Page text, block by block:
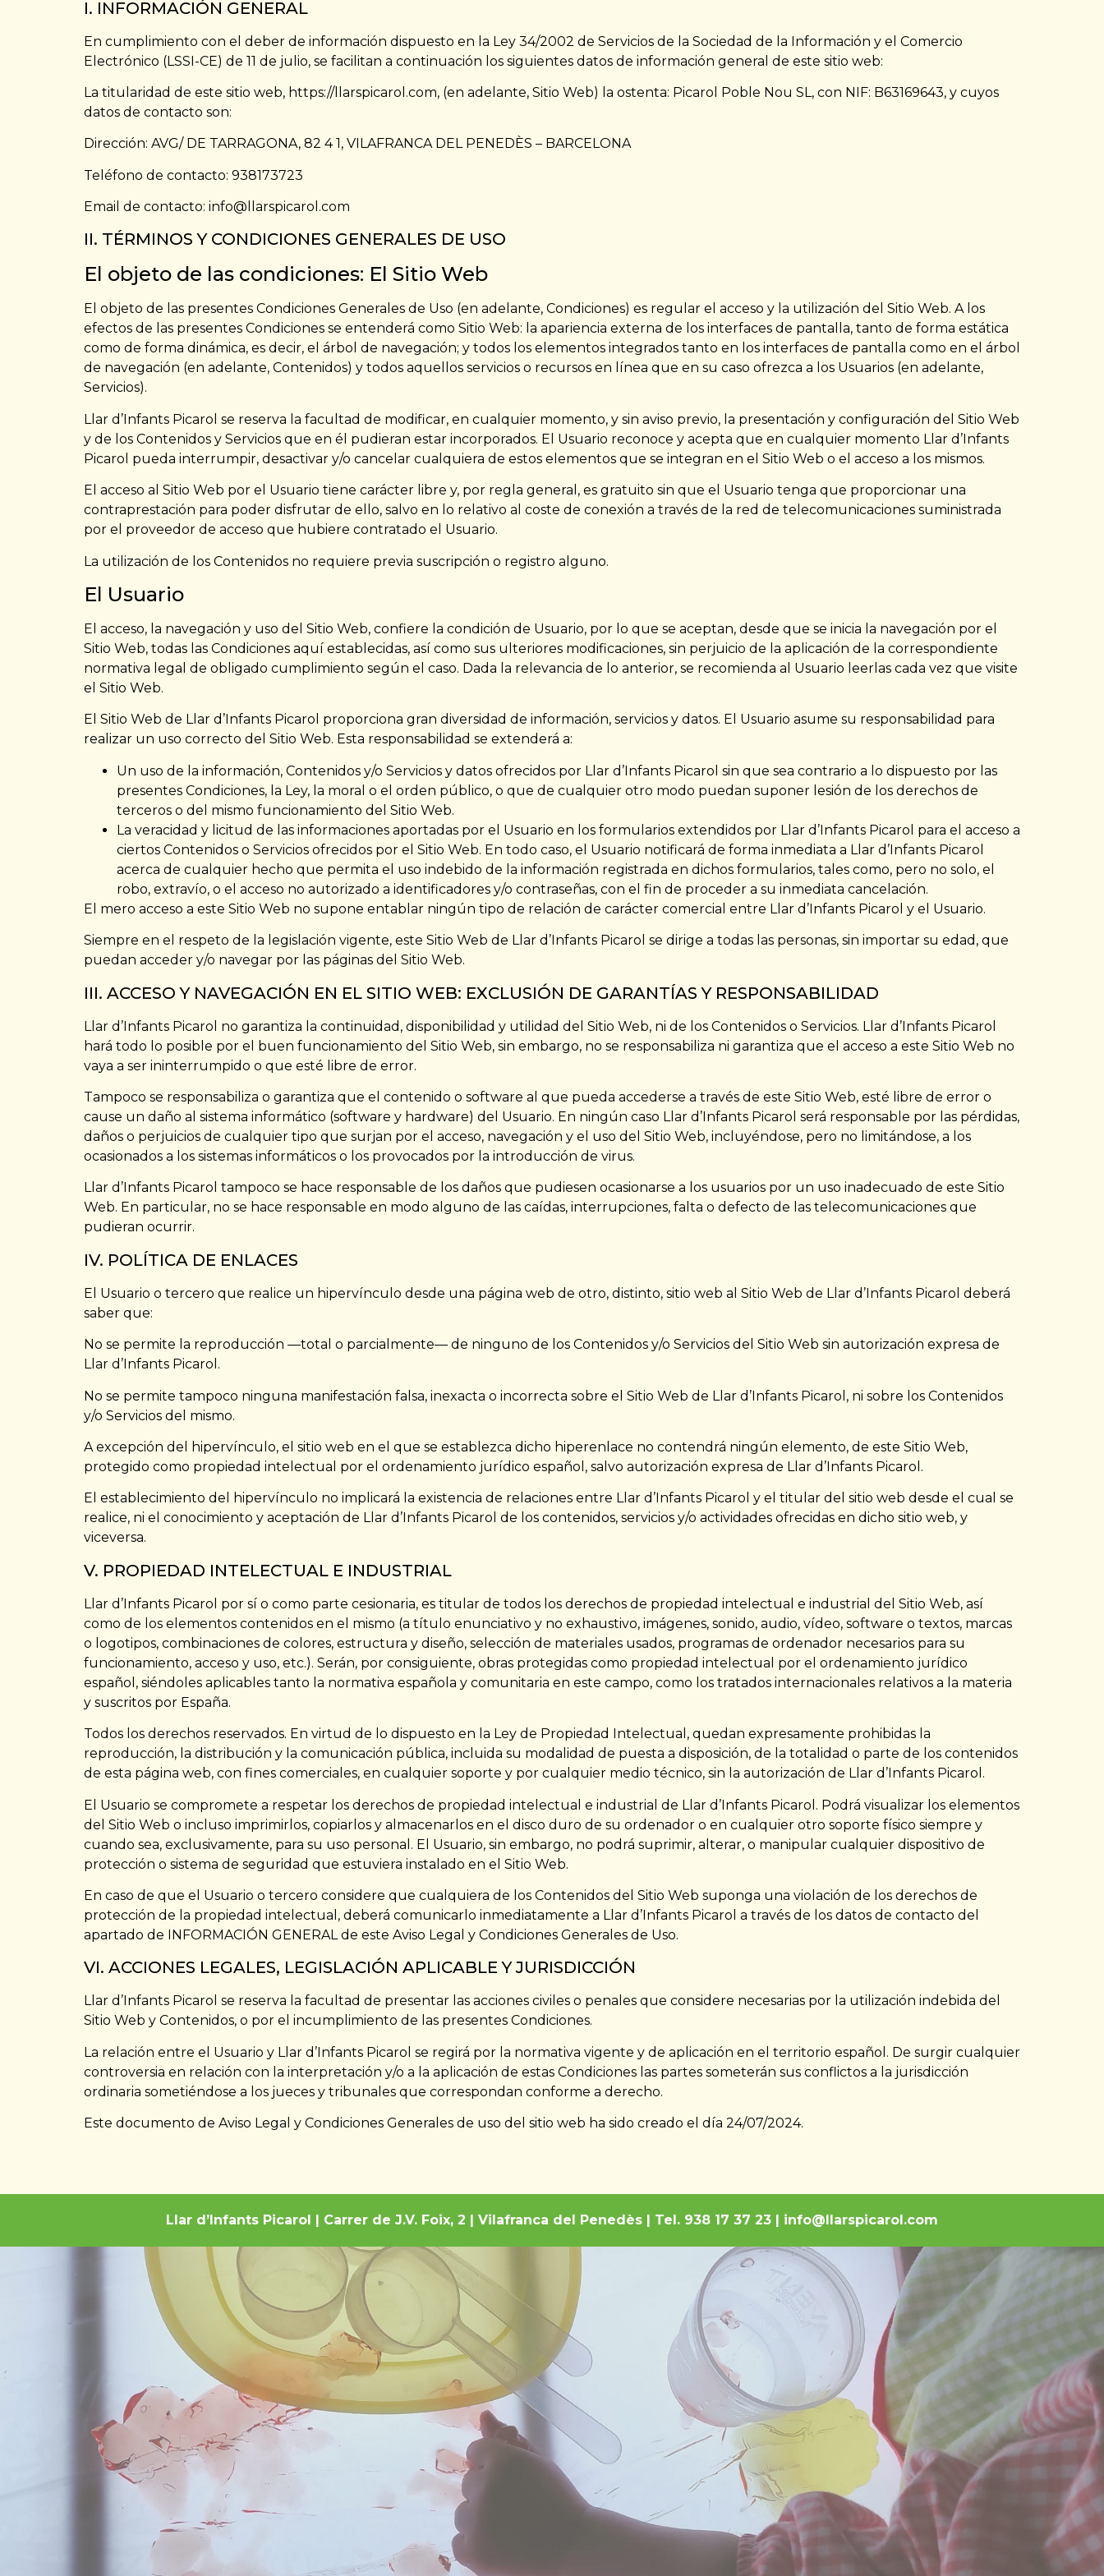
I. INFORMACIÓN GENERAL
En cumplimiento con el deber de información dispuesto en la Ley 34/2002 de Servicios de la Sociedad de la Información y el Comercio
Electrónico (LSSI-CE) de 11 de julio, se facilitan a continuación los siguientes datos de información general de este sitio web:
La titularidad de este sitio web, https://llarspicarol.com, (en adelante, Sitio Web) la ostenta: Picarol Poble Nou SL, con NIF: B63169643, y cuyos
datos de contacto son:
Dirección: AVG/ DE TARRAGONA, 82 4 1, VILAFRANCA DEL PENEDÈS – BARCELONA
Teléfono de contacto: 938173723
Email de contacto: info@llarspicarol.com
II. TÉRMINOS Y CONDICIONES GENERALES DE USO
El objeto de las condiciones: El Sitio Web
El objeto de las presentes Condiciones Generales de Uso (en adelante, Condiciones) es regular el acceso y la utilización del Sitio Web. A los
efectos de las presentes Condiciones se entenderá como Sitio Web: la apariencia externa de los interfaces de pantalla, tanto de forma estática
como de forma dinámica, es decir, el árbol de navegación; y todos los elementos integrados tanto en los interfaces de pantalla como en el árbol
de navegación (en adelante, Contenidos) y todos aquellos servicios o recursos en línea que en su caso ofrezca a los Usuarios (en adelante,
Servicios).
Llar d’Infants Picarol se reserva la facultad de modificar, en cualquier momento, y sin aviso previo, la presentación y configuración del Sitio Web
y de los Contenidos y Servicios que en él pudieran estar incorporados. El Usuario reconoce y acepta que en cualquier momento Llar d’Infants
Picarol pueda interrumpir, desactivar y/o cancelar cualquiera de estos elementos que se integran en el Sitio Web o el acceso a los mismos.
El acceso al Sitio Web por el Usuario tiene carácter libre y, por regla general, es gratuito sin que el Usuario tenga que proporcionar una
contraprestación para poder disfrutar de ello, salvo en lo relativo al coste de conexión a través de la red de telecomunicaciones suministrada
por el proveedor de acceso que hubiere contratado el Usuario.
La utilización de los Contenidos no requiere previa suscripción o registro alguno.
El Usuario
El acceso, la navegación y uso del Sitio Web, confiere la condición de Usuario, por lo que se aceptan, desde que se inicia la navegación por el
Sitio Web, todas las Condiciones aquí establecidas, así como sus ulteriores modificaciones, sin perjuicio de la aplicación de la correspondiente
normativa legal de obligado cumplimiento según el caso. Dada la relevancia de lo anterior, se recomienda al Usuario leerlas cada vez que visite
el Sitio Web.
El Sitio Web de Llar d’Infants Picarol proporciona gran diversidad de información, servicios y datos. El Usuario asume su responsabilidad para
realizar un uso correcto del Sitio Web. Esta responsabilidad se extenderá a:
Un uso de la información, Contenidos y/o Servicios y datos ofrecidos por Llar d’Infants Picarol sin que sea contrario a lo dispuesto por las
presentes Condiciones, la Ley, la moral o el orden público, o que de cualquier otro modo puedan suponer lesión de los derechos de
terceros o del mismo funcionamiento del Sitio Web.
La veracidad y licitud de las informaciones aportadas por el Usuario en los formularios extendidos por Llar d’Infants Picarol para el acceso a
ciertos Contenidos o Servicios ofrecidos por el Sitio Web. En todo caso, el Usuario notificará de forma inmediata a Llar d’Infants Picarol
acerca de cualquier hecho que permita el uso indebido de la información registrada en dichos formularios, tales como, pero no solo, el
robo, extravío, o el acceso no autorizado a identificadores y/o contraseñas, con el fin de proceder a su inmediata cancelación.
El mero acceso a este Sitio Web no supone entablar ningún tipo de relación de carácter comercial entre Llar d’Infants Picarol y el Usuario.
Siempre en el respeto de la legislación vigente, este Sitio Web de Llar d’Infants Picarol se dirige a todas las personas, sin importar su edad, que
puedan acceder y/o navegar por las páginas del Sitio Web.
III. ACCESO Y NAVEGACIÓN EN EL SITIO WEB: EXCLUSIÓN DE GARANTÍAS Y RESPONSABILIDAD
Llar d’Infants Picarol no garantiza la continuidad, disponibilidad y utilidad del Sitio Web, ni de los Contenidos o Servicios. Llar d’Infants Picarol
hará todo lo posible por el buen funcionamiento del Sitio Web, sin embargo, no se responsabiliza ni garantiza que el acceso a este Sitio Web no
vaya a ser ininterrumpido o que esté libre de error.
Tampoco se responsabiliza o garantiza que el contenido o software al que pueda accederse a través de este Sitio Web, esté libre de error o
cause un daño al sistema informático (software y hardware) del Usuario. En ningún caso Llar d’Infants Picarol será responsable por las pérdidas,
daños o perjuicios de cualquier tipo que surjan por el acceso, navegación y el uso del Sitio Web, incluyéndose, pero no limitándose, a los
ocasionados a los sistemas informáticos o los provocados por la introducción de virus.
Llar d’Infants Picarol tampoco se hace responsable de los daños que pudiesen ocasionarse a los usuarios por un uso inadecuado de este Sitio
Web. En particular, no se hace responsable en modo alguno de las caídas, interrupciones, falta o defecto de las telecomunicaciones que
pudieran ocurrir.
IV. POLÍTICA DE ENLACES
El Usuario o tercero que realice un hipervínculo desde una página web de otro, distinto, sitio web al Sitio Web de Llar d’Infants Picarol deberá
saber que:
No se permite la reproducción —total o parcialmente— de ninguno de los Contenidos y/o Servicios del Sitio Web sin autorización expresa de
Llar d’Infants Picarol.
No se permite tampoco ninguna manifestación falsa, inexacta o incorrecta sobre el Sitio Web de Llar d’Infants Picarol, ni sobre los Contenidos
y/o Servicios del mismo.
A excepción del hipervínculo, el sitio web en el que se establezca dicho hiperenlace no contendrá ningún elemento, de este Sitio Web,
protegido como propiedad intelectual por el ordenamiento jurídico español, salvo autorización expresa de Llar d’Infants Picarol.
El establecimiento del hipervínculo no implicará la existencia de relaciones entre Llar d’Infants Picarol y el titular del sitio web desde el cual se
realice, ni el conocimiento y aceptación de Llar d’Infants Picarol de los contenidos, servicios y/o actividades ofrecidas en dicho sitio web, y
viceversa.
V. PROPIEDAD INTELECTUAL E INDUSTRIAL
Llar d’Infants Picarol por sí o como parte cesionaria, es titular de todos los derechos de propiedad intelectual e industrial del Sitio Web, así
como de los elementos contenidos en el mismo (a título enunciativo y no exhaustivo, imágenes, sonido, audio, vídeo, software o textos, marcas
o logotipos, combinaciones de colores, estructura y diseño, selección de materiales usados, programas de ordenador necesarios para su
funcionamiento, acceso y uso, etc.). Serán, por consiguiente, obras protegidas como propiedad intelectual por el ordenamiento jurídico
español, siéndoles aplicables tanto la normativa española y comunitaria en este campo, como los tratados internacionales relativos a la materia
y suscritos por España.
Todos los derechos reservados. En virtud de lo dispuesto en la Ley de Propiedad Intelectual, quedan expresamente prohibidas la
reproducción, la distribución y la comunicación pública, incluida su modalidad de puesta a disposición, de la totalidad o parte de los contenidos
de esta página web, con fines comerciales, en cualquier soporte y por cualquier medio técnico, sin la autorización de Llar d’Infants Picarol.
El Usuario se compromete a respetar los derechos de propiedad intelectual e industrial de Llar d’Infants Picarol. Podrá visualizar los elementos
del Sitio Web o incluso imprimirlos, copiarlos y almacenarlos en el disco duro de su ordenador o en cualquier otro soporte físico siempre y
cuando sea, exclusivamente, para su uso personal. El Usuario, sin embargo, no podrá suprimir, alterar, o manipular cualquier dispositivo de
protección o sistema de seguridad que estuviera instalado en el Sitio Web.
En caso de que el Usuario o tercero considere que cualquiera de los Contenidos del Sitio Web suponga una violación de los derechos de
protección de la propiedad intelectual, deberá comunicarlo inmediatamente a Llar d’Infants Picarol a través de los datos de contacto del
apartado de INFORMACIÓN GENERAL de este Aviso Legal y Condiciones Generales de Uso.
VI. ACCIONES LEGALES, LEGISLACIÓN APLICABLE Y JURISDICCIÓN
Llar d’Infants Picarol se reserva la facultad de presentar las acciones civiles o penales que considere necesarias por la utilización indebida del
Sitio Web y Contenidos, o por el incumplimiento de las presentes Condiciones.
La relación entre el Usuario y Llar d’Infants Picarol se regirá por la normativa vigente y de aplicación en el territorio español. De surgir cualquier
controversia en relación con la interpretación y/o a la aplicación de estas Condiciones las partes someterán sus conflictos a la jurisdicción
ordinaria sometiéndose a los jueces y tribunales que correspondan conforme a derecho.
Este documento de Aviso Legal y Condiciones Generales de uso del sitio web ha sido creado el día 24/07/2024.
Llar d’Infants Picarol | Carrer de J.V. Foix, 2 | Vilafranca del Penedès | Tel. 938 17 37 23 | info@llarspicarol.com